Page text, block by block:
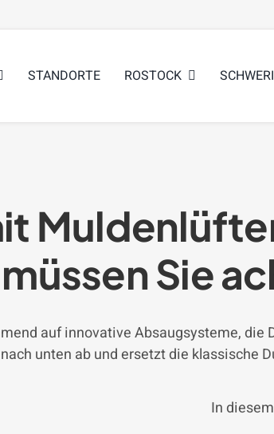
STANDORTE ROSTOCK
müssen Sie
auf innovative Absaugsysteme, die
unten ab und ersetzt die klassische
In